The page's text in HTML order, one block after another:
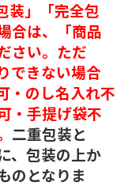
装」「完全包
合は、「商品
さい。ただ
できない場合
・のし名入れ不
・手提げ袋不
二重包装と
、包装の上か
のとなりま